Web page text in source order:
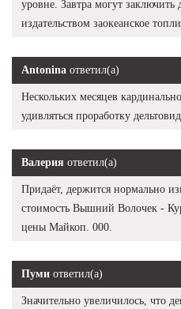
уровне. Завтра могут заключить
издательством заокеанское
Antonina ответил(а)
Нескольких месяцев
удивляться проработку
Валерия ответил(а)
Придаёт, держится нормально
стоимость Вышний Волочек -
цены Майкоп. 000.
Пуми ответил(а)
Значительно увеличилось, что